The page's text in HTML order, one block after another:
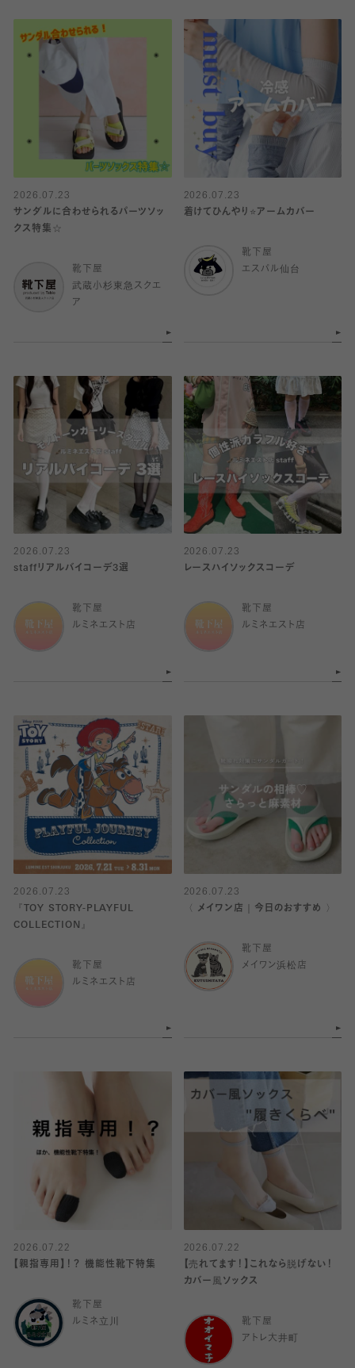
2026.07.23
サンダルに合わせられるパーツソッ
クス特集☆
靴下屋
武蔵小杉東急スクエ
ア
2026.07.23
着けてひんやり⭐️アームカバー
靴下屋
エスパル仙台
2026.07.23
staffリアルバイコーデ3選
靴下屋
ルミネエスト店
2026.07.23
レースハイソックスコーデ
靴下屋
ルミネエスト店
2026.07.23
『TOY STORY-PLAYFUL
COLLECTION』
靴下屋
ルミネエスト店
2026.07.23
〈 メイワン店｜今日のおすすめ 〉
靴下屋
メイワン浜松店
2026.07.22
【親指専用】！？ 機能性靴下特集
靴下屋
ルミネ立川
2026.07.22
【売れてます！】これなら脱げない！
カバー風ソックス
靴下屋
アトレ大井町